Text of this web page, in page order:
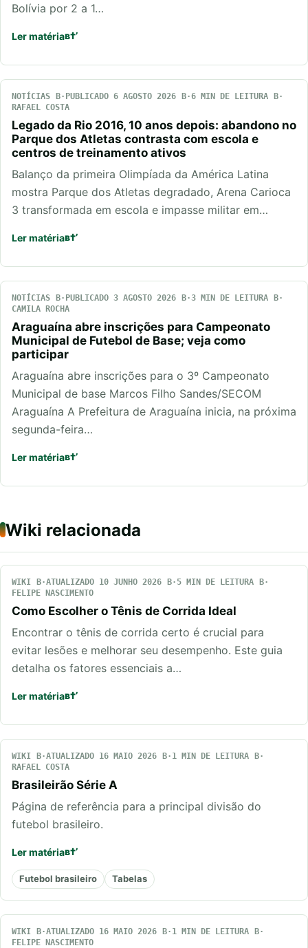
Bolívia por 2 a 1…
Ler matéria
NOTÍCIAS PUBLICADO 6 AGOSTO 2026
6 MIN DE LEITURA
RAFAEL COSTA
Legado da Rio 2016, 10 anos depois: abandono no
Parque dos Atletas contrasta com escola e
centros de treinamento ativos
Balanço da primeira Olimpíada da América Latina
mostra Parque dos Atletas degradado, Arena Carioca
3 transformada em escola e impasse militar em…
Ler matéria
NOTÍCIAS PUBLICADO 3 AGOSTO 2026
3 MIN DE LEITURA
CAMILA ROCHA
Araguaína abre inscrições para Campeonato
Municipal de Futebol de Base; veja como
participar
Araguaína abre inscrições para o 3º Campeonato
Municipal de base Marcos Filho Sandes/SECOM
Araguaína A Prefeitura de Araguaína inicia, na próxima
segunda-feira…
Ler matéria
Wiki relacionada
WIKI ATUALIZADO 10 JUNHO 2026
5 MIN DE LEITURA
FELIPE NASCIMENTO
Como Escolher o Tênis de Corrida Ideal
Encontrar o tênis de corrida certo é crucial para
evitar lesões e melhorar seu desempenho. Este guia
detalha os fatores essenciais a…
Ler matéria
WIKI ATUALIZADO 16 MAIO 2026
1 MIN DE LEITURA
RAFAEL COSTA
Brasileirão Série A
Página de referência para a principal divisão do
futebol brasileiro.
Ler matéria
Futebol brasileiro Tabelas
WIKI ATUALIZADO 16 MAIO 2026
1 MIN DE LEITURA
FELIPE NASCIMENTO